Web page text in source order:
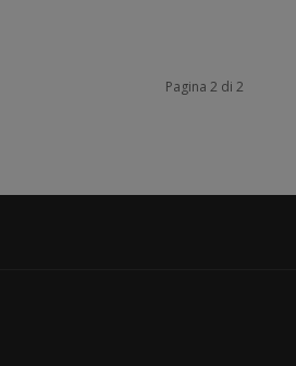
Pagina 2 di 2